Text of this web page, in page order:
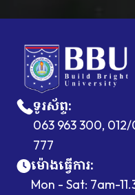
ទូរស័ព្ទ:
063 963 300,
777
ម៉ោងធ្វើការ:
Mon - Sat: 7am-